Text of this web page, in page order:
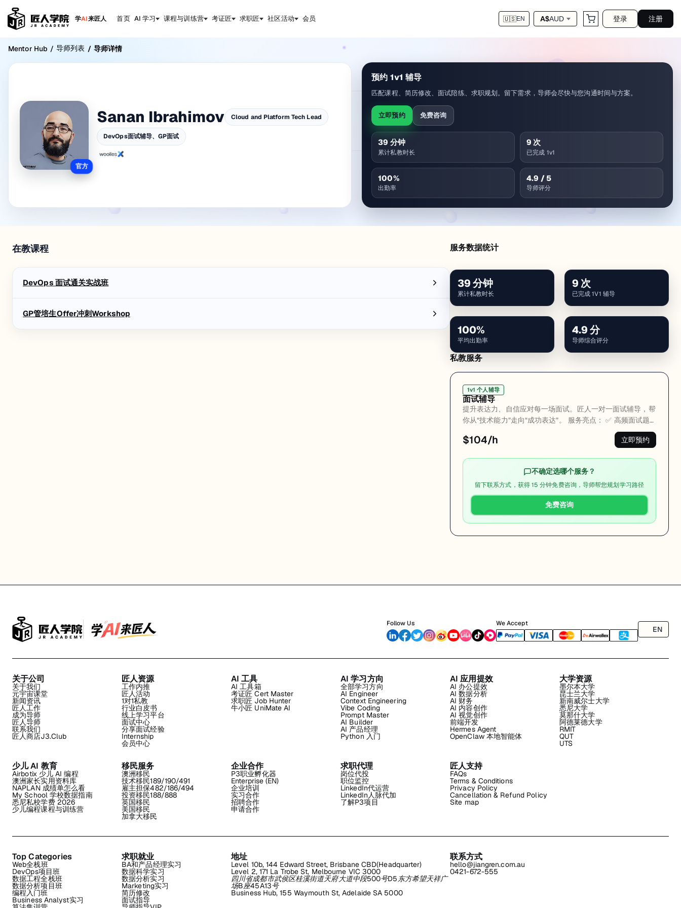
学AI来匠人 首页 AI 学习 课程与训练营 考证匠 求职匠 社区活动 会员 🇺🇸EN A$AUD 登录 注册
Mentor Hub / 导师列表 / 导师详情
官方
Sanan Ibrahimov Cloud and Platform Tech Lead
DevOps面试辅导、GP面试
预约 1v1 辅导
匹配课程、简历修改、面试陪练、求职规划。留下需求，导师会尽快与您沟通时间与方案。
立即预约 免费咨询
39 分钟
累计私教时长
9 次
已完成 1v1
100%
出勤率
4.9 / 5
导师评分
在教课程
DevOps 面试通关实战班
GP管培生Offer冲刺Workshop
服务数据统计
39分钟
累计私教时长
9 次
已完成 1V1 辅导
100%
平均出勤率
4.9分
导师综合评分
私教服务
1v1 个人辅导
面试辅导
提升表达力、自信应对每一场面试。匠人一对一面试辅导，帮
你从“技术能力”走向“成功表达”。 服务亮点： ✅ 高频面试题
讲解与模拟演练 ✅ 项目讲解技巧，突出亮点与逻辑 ✅ STAR
结构行为题答题训练 ✅ 英文模拟面试 + 导师点评反馈
$104/h 立即预约
不确定选哪个服务？
留下联系方式，获得 15 分钟免费咨询，导师帮您规划学习路径
免费咨询
Follow Us We Accept
EN
关于公司
关于我们
元宇宙课堂
新闻资讯
匠人工作
成为导师
匠人导师
联系我们
匠人商店J3.Club
匠人资源
工作内推
匠人活动
1对1私教
行业白皮书
线上学习平台
面试中心
分享面试经验
Internship
会员中心
AI 工具
AI 工具箱
考证匠 Cert Master
求职匠 Job Hunter
牛小匠 UniMate AI
AI 学习方向
全部学习方向
AI Engineer
Context Engineering
Vibe Coding
Prompt Master
AI Builder
AI 产品经理
Python 入门
AI 应用提效
AI 办公提效
AI 数据分析
AI 财务
AI 内容创作
AI 视觉创作
前端开发
Hermes Agent
OpenClaw 本地智能体
大学资源
墨尔本大学
昆士兰大学
新南威尔士大学
悉尼大学
莫那什大学
阿德莱德大学
RMIT
QUT
UTS
少儿 AI 教育
Airbotix 少儿 AI 编程
澳洲家长实用资料库
NAPLAN 成绩单怎么看
My School 学校数据指南
悉尼私校学费 2026
少儿编程课程与训练营
移民服务
澳洲移民
技术移民189/190/491
雇主担保482/186/494
投资移民188/888
英国移民
美国移民
加拿大移民
企业合作
P3职业孵化器
Enterprise (EN)
企业培训
实习合作
招聘合作
申请合作
求职代理
岗位代投
职位监控
LinkedIn代运营
LinkedIn人脉代加
了解P3项目
匠人支持
FAQs
Terms & Conditions
Privacy Policy
Cancellation & Refund Policy
Site map
Top Categories
Web全栈班
DevOps项目班
数据工程全栈班
数据分析项目班
编程入门班
Business Analyst实习
求职就业
BA和产品经理实习
数据科学实习
数据分析实习
Marketing实习
简历修改
面试指导
地址
Level 10b, 144 Edward Street, Brisbane CBD(Headquarter)
Level 2, 171 La Trobe St, Melbourne VIC 3000
四川省成都市武侯区桂溪街道天府大道中段500号D5东方希望天祥广
场B座45A13号
Business Hub, 155 Waymouth St, Adelaide SA 5000
联系方式
hello@jiangren.com.au
0421-672-555